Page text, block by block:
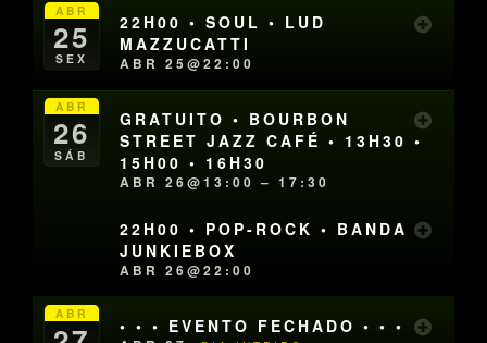
ABR
25
SEX
22H00 • SOUL • LUD
MAZZUCATTI
ABR 25@22:00
ABR
26
SÁB
GRATUITO • BOURBON
STREET JAZZ CAFÉ • 13H30 •
15H00 • 16H30
ABR 26@13:00 – 17:30
22H00 • POP-ROCK • BANDA
JUNKIEBOX
ABR 26@22:00
ABR
• • • EVENTO FECHADO • • •